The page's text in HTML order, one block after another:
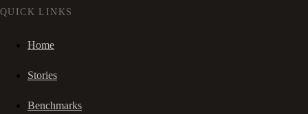
QUICK LINKS
Home
Stories
Benchmarks